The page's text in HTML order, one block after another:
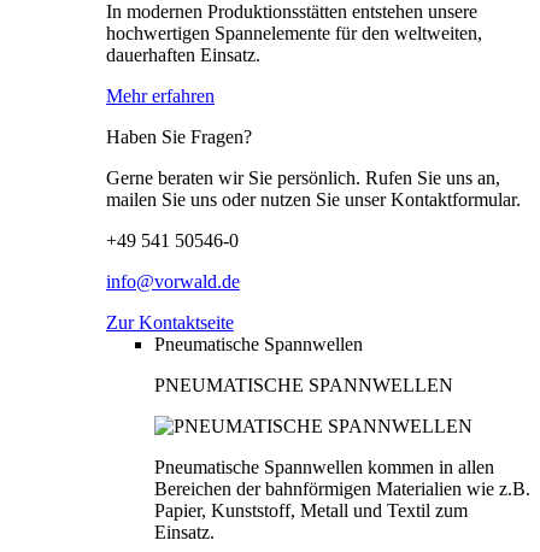
In modernen Produktionsstätten entstehen unsere
hochwertigen Spannelemente für den weltweiten,
dauerhaften Einsatz.
Mehr erfahren
Haben Sie Fragen?
Gerne beraten wir Sie persönlich. Rufen Sie uns an,
mailen Sie uns oder nutzen Sie unser Kontaktformular.
+49 541 50546-0
info@vorwald.de
Zur Kontaktseite
Pneumatische Spannwellen
PNEUMATISCHE SPANNWELLEN
Pneumatische Spannwellen kommen in allen
Bereichen der bahnförmigen Materialien wie z.B.
Papier, Kunststoff, Metall und Textil zum
Einsatz.